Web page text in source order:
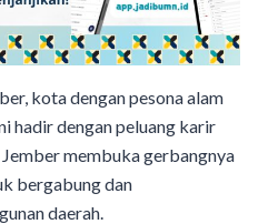
kota dengan pesona alam
hadir dengan peluang karir
membuka gerbangnya
bergabung dan
daerah.